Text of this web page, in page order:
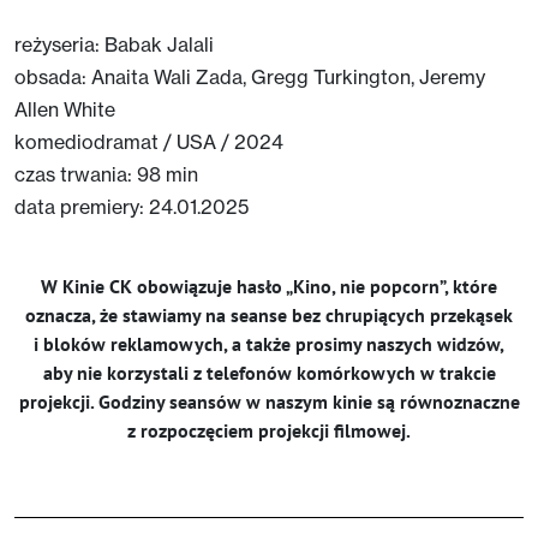
reżyseria: Babak Jalali
obsada: Anaita Wali Zada, Gregg Turkington, Jeremy
Allen White
komediodramat / USA / 2024
czas trwania: 98 min
data premiery: 24.01.2025
W Kinie CK obowiązuje hasło „Kino, nie popcorn”, które
oznacza, że stawiamy na seanse bez chrupiących przekąsek
i bloków reklamowych, a także prosimy naszych widzów,
aby nie korzystali z telefonów komórkowych w trakcie
projekcji. Godziny seansów w naszym kinie są równoznaczne
z rozpoczęciem projekcji filmowej.